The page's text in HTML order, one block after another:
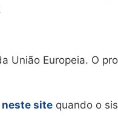
União Europeia. O
neste site quando o